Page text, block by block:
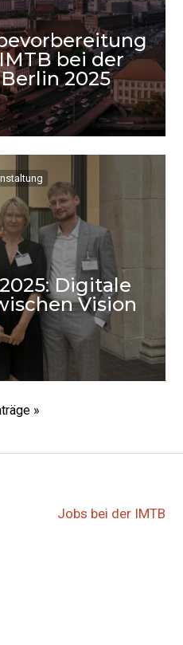
bei der
2025
Digitale
Vision
»
Jobs bei der IMTB